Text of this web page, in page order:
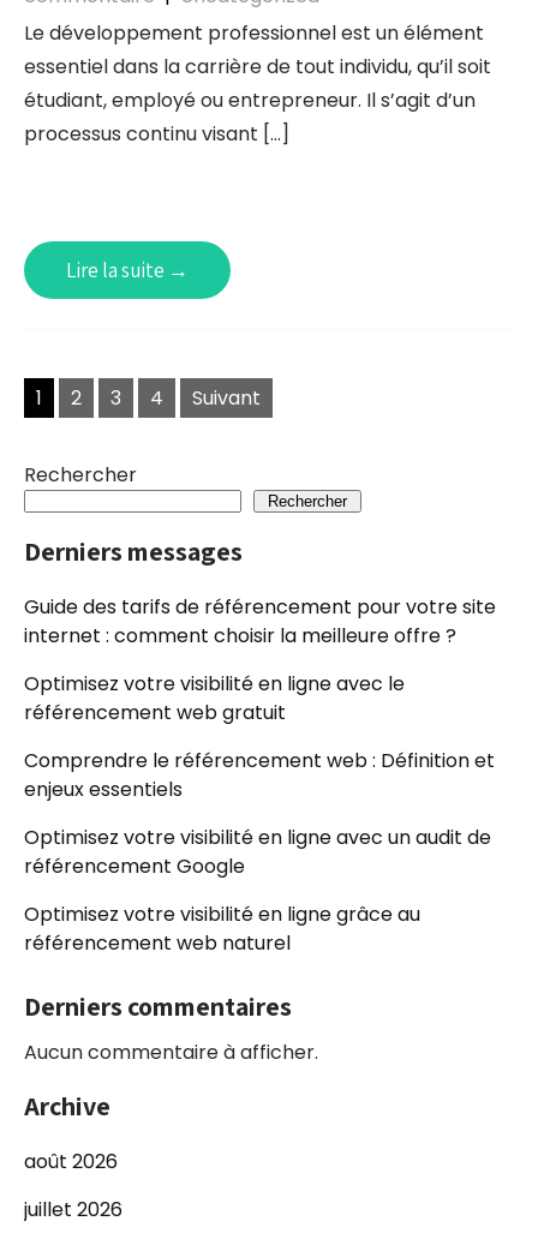
Le développement professionnel est un élément
essentiel dans la carrière de tout individu, qu’il soit
étudiant, employé ou entrepreneur. Il s’agit d’un
processus continu visant […]
Lire la suite →
Navigation
des
articles
1 2 3 4 Suivant
Rechercher
Rechercher
Derniers messages
Guide des tarifs de référencement pour votre site
internet : comment choisir la meilleure offre ?
Optimisez votre visibilité en ligne avec le
référencement web gratuit
Comprendre le référencement web : Définition et
enjeux essentiels
Optimisez votre visibilité en ligne avec un audit de
référencement Google
Optimisez votre visibilité en ligne grâce au
référencement web naturel
Derniers commentaires
Aucun commentaire à afficher.
Archive
août 2026
juillet 2026